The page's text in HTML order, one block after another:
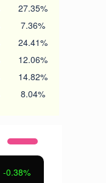
27.35%
7.36%
24.41%
12.06%
14.82%
8.04%
-0.38%